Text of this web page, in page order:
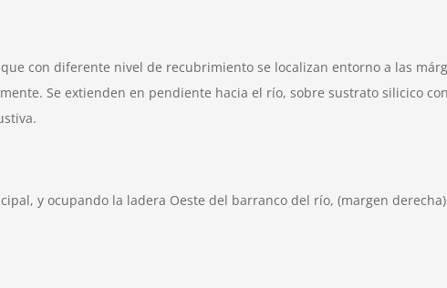
con diferente nivel de recubrimiento se localizan entorno a las
Se extienden en pendiente hacia el río, sobre sustrato silicico
y ocupando la ladera Oeste del barranco del río, (margen